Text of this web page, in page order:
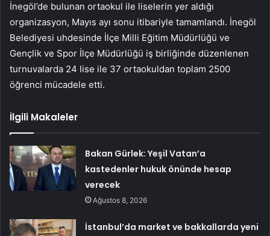
İnegöl’de bulunan ortaokul ile liselerin yer aldığı
organizasyon, Mayıs ayı sonu itibariyle tamamlandı. İnegöl
Belediyesi uhdesinde İlçe Milli Eğitim Müdürlüğü ve
Gençlik ve Spor İlçe Müdürlüğü iş birliğinde düzenlenen
turnuvalarda 24 lise ile 37 ortaokuldan toplam 2500
öğrenci mücadele etti.
İlgili Makaleler
Bakan Gürlek: Yeşil Vatan’a
kastedenler hukuk önünde hesap
verecek
Ağustos 8, 2026
İstanbul’da market ve bakkallarda yeni